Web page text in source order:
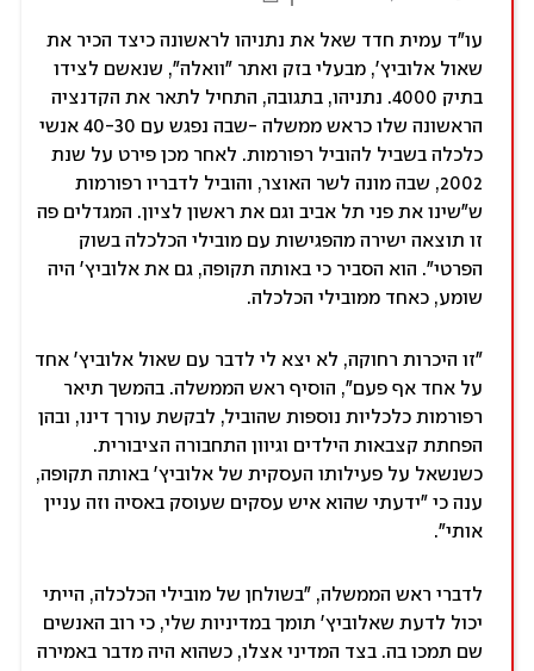
עו"ד עמית חדד שאל את נתניהו לראשונה כיצד הכיר את
שאול אלוביץ', מבעלי בזק ואתר "וואלה", שנאשם לצידו
בתיק 4000. נתניהו, בתגובה, התחיל לתאר את הקדנציה
הראשונה שלו כראש ממשלה -שבה נפגש עם 40-30 אנשי
כלכלה בשביל להוביל רפורמות. לאחר מכן פירט על שנת
2002, שבה מונה לשר האוצר, והוביל לדבריו רפורמות
ש"שינו את פני תל אביב וגם את ראשון לציון. המגדלים פה
זו תוצאה ישירה מהפגישות עם מובילי הכלכלה בשוק
הפרטי". הוא הסביר כי באותה תקופה, גם את אלוביץ' היה
שומע, כאחד ממובילי הכלכלה.
"זו היכרות רחוקה, לא יצא לי לדבר עם שאול אלוביץ' אחד
על אחד אף פעם", הוסיף ראש הממשלה. בהמשך תיאר
רפורמות כלכליות נוספות שהוביל, לבקשת עורך דינו, ובהן
הפחתת קצבאות הילדים וגיוון התחבורה הציבורית.
כשנשאל על פעילותו העסקית של אלוביץ' באותה תקופה,
ענה כי "ידעתי שהוא איש עסקים שעוסק באסיה וזה עניין
אותי".
לדברי ראש הממשלה, "בשולחן של מובילי הכלכלה, הייתי
יכול לדעת שאלוביץ' תומך במדיניות שלי, כי רוב האנשים
שם תמכו בה. בצד המדיני אצלו, כשהוא היה מדבר באמירה